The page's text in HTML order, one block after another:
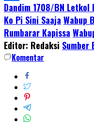
Share
Dandim 1708/BN Letkol
Ko Pi Sini Saaja Wabup
Rumbarar Kapissa
Editor: Redaksi Sumber
Komentar